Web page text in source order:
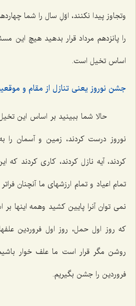
وتجاوز پیدا نکنند، اوّلِ سال را شما
را پانزدهم مرداد قرار بدهید هیچ این
اساس تخیل است.
جشن نوروز یعنی تنازل از مقام و
حالا شما ببینید بر اساس این
نوروز درست کردند، زمین و آسمان را
کردند، آیه نازل کردند، کاری کردند که
تمام اعیاد و تمام ارزشهای ما آنچنان
نمی توان آنرا پایین کشید وهمه
که روز اول حمل، روز اول فروردین
روشن مگر قرار است ما علف خوار
فروردین را جشن بگیریم.